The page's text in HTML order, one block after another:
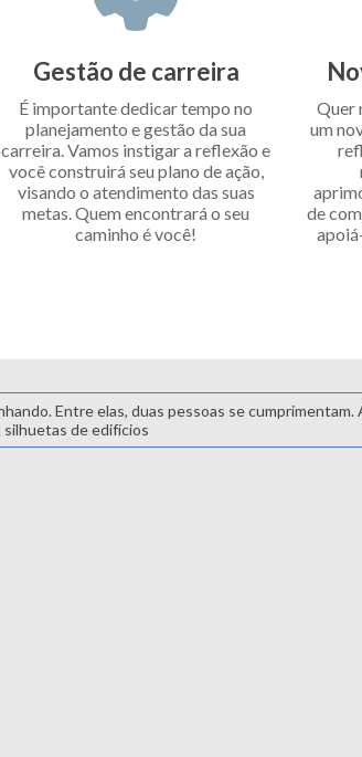
Gestão de carreira
É importante dedicar tempo no
planejamento e gestão da sua
carreira. Vamos instigar a reflexão e
você construirá seu plano de ação,
visando o atendimento das suas
metas. Quem encontrará o seu
caminho é você!
Quer
um
de